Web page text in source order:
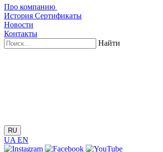
Про компанию
История Сертификаты
Новости
Контакты
Найти
RU
UA EN